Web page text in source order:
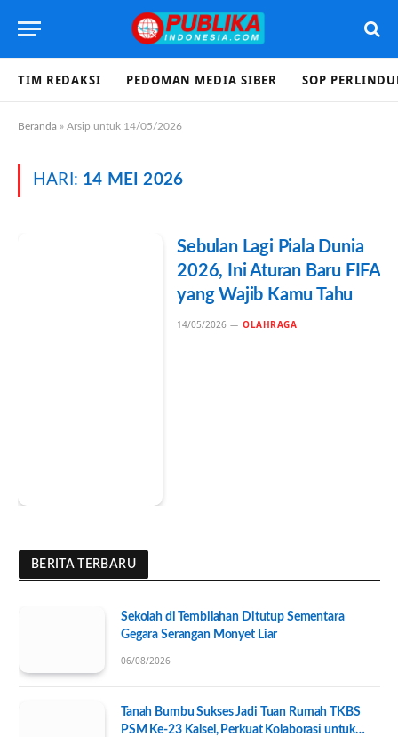
TIM REDAKSI PEDOMAN MEDIA SIBER SOP
Beranda » Arsip untuk 14/05/2026
HARI: 14 MEI 2026
Sebulan Lagi Piala Dunia
2026, Ini Aturan Baru FIFA
yang Wajib Kamu Tahu
14/05/2026 OLAHRAGA
BERITA TERBARU
Sekolah di Tembilahan Ditutup Sementara
Gegara Serangan Monyet Liar
06/08/2026
Tanah Bumbu Sukses Jadi Tuan Rumah TKBS
PSM Ke-23 Kalsel, Perkuat Kolaborasi untuk